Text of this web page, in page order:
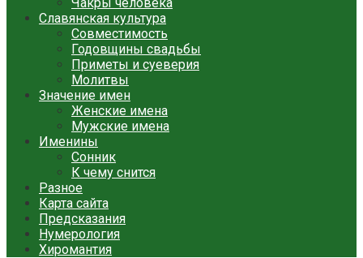
Славянская культура
Совместимость
Годовщины свадьбы
Приметы и суеверия
Молитвы
Значение имен
Женские имена
Мужские имена
Именины
Сонник
К чему снится
Разное
Карта сайта
Предсказания
Нумерология
Хиромантия